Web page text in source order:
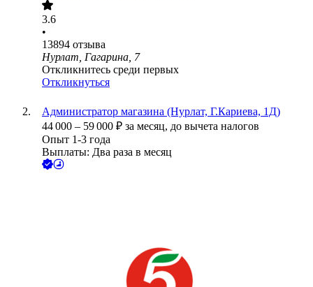
3.6
•
13894 отзыва
Нурлат, Гагарина, 7
Откликнитесь среди первых
Откликнуться
Администратор магазина (Нурлат, Г.Кариева, 1Д)
44 000 – 59 000 ₽ за месяц, до вычета налогов
Опыт 1-3 года
Выплаты: Два раза в месяц